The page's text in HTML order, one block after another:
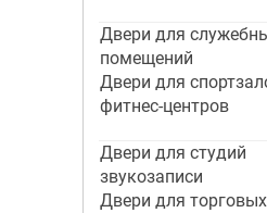
Двери для
помещений
Двери для
фитнес-центров
Двери для студий
звукозаписи
Двери для